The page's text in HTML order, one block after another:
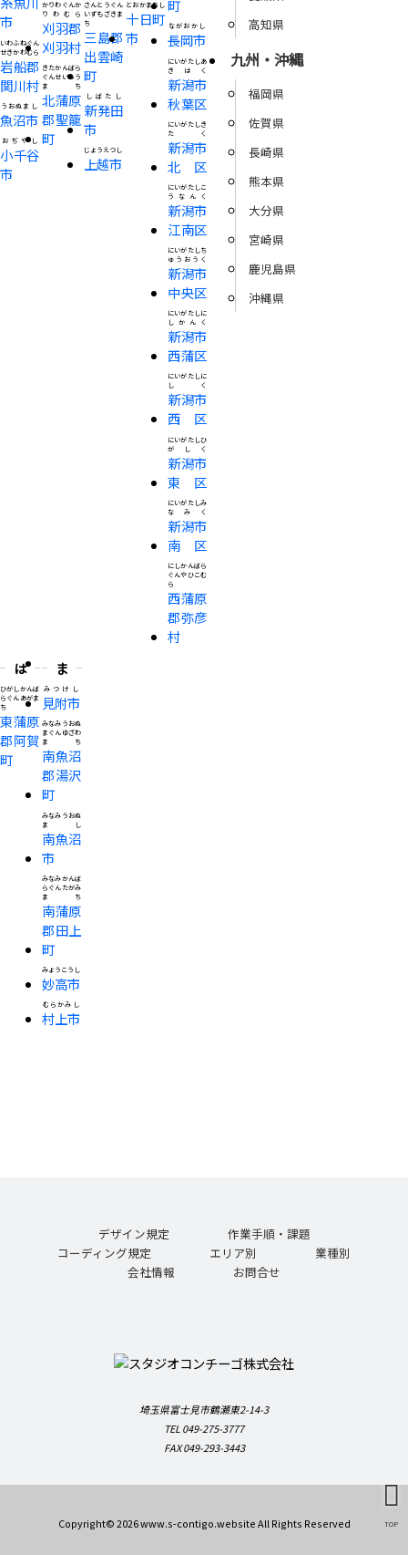
市
岩船郡
関川村
いわふねぐん
せきかわむら
魚沼市
うおぬまし
小千谷
市
おぢやし
刈羽郡
刈羽村
かりわぐんか
りわむら
北蒲原
郡聖籠
町
きたかんばら
ぐんせいろう
まち
三島郡
出雲崎
町
さんとうぐん
いずもざきま
ち
新発田
市
しばたし
上越市
じょうえつし
十日町
市
とおかまちし 町
長岡市
ながおかし
新潟市
秋葉区
にいがたしあ
きはく
新潟市
北区
にいがたしき
たく
新潟市
江南区
にいがたしこ
うなんく
新潟市
中央区
にいがたしち
ゅうおうく
新潟市
西蒲区
にいがたしに
しかんく
新潟市
西区
にいがたしに
しく
新潟市
東区
にいがたしひ
がしく
新潟市
南区
にいがたしみ
なみく
西蒲原
郡弥彦
村
にしかんばら
ぐんやひこむ
ら
は
東蒲原
郡阿賀
町
ひがしかんば
らぐんあがま
ち
ま
見附市
みつけし
南魚沼
郡湯沢
町
みなみうおぬ
まぐんゆざわ
まち
南魚沼
市
みなみうおぬ
まし
南蒲原
郡田上
町
みなみかんば
らぐんたがみ
まち
妙高市
みょうこうし
村上市
むらかみし
高知県
九州・沖縄
福岡県
佐賀県
長崎県
熊本県
大分県
宮崎県
鹿児島県
沖縄県
TOP
デザイン規定
作業手順・課題
コーディング規定
エリア別
業種別
会社情報
お問合せ
埼玉県富士見市鶴瀬東2-14-3
TEL 049-275-3777
FAX 049-293-3443
Copyright© 2026 www.s-contigo.website All Rights Reserved